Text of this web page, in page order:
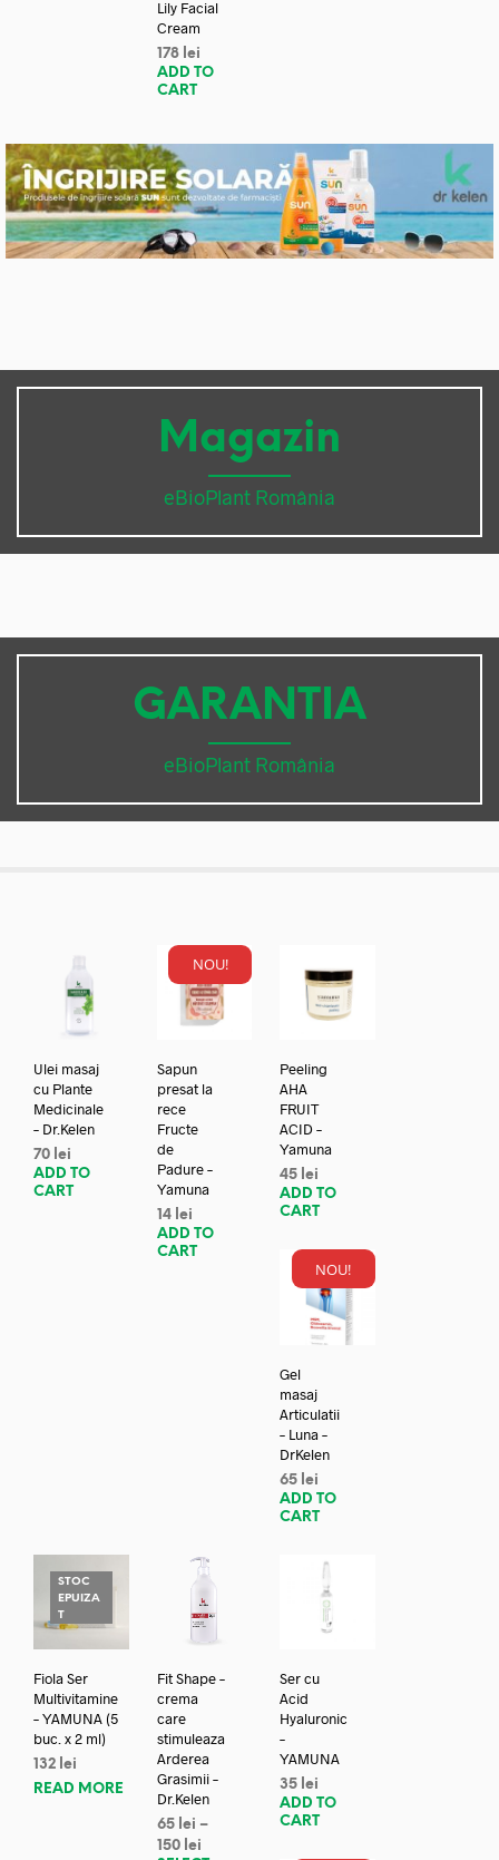
Lily Facial
Cream
178 lei
ADD TO
CART
Magazin
eBioPlant România
GARANTIA
eBioPlant România
Ulei masaj
cu Plante
Medicinale
– Dr.Kelen
70 lei
ADD TO
CART
NOU!
Sapun
presat la
rece
Fructe
de
Padure –
Yamuna
14 lei
ADD TO
CART
Peeling
AHA
FRUIT
ACID –
Yamuna
45 lei
ADD TO
CART
NOU!
Gel
masaj
Articulatii
– Luna –
DrKelen
65 lei
ADD TO
CART
STOC
EPUIZA
T
Fiola Ser
Multivitamine
– YAMUNA (5
buc. x 2 ml)
132 lei
READ MORE
Fit Shape –
crema
care
stimuleaza
Arderea
Grasimii –
Dr.Kelen
65 lei –
150 lei
Ser cu
Acid
Hyaluronic
–
YAMUNA
35 lei
ADD TO
CART